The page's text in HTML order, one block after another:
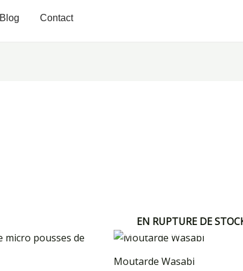
Blog Contact
EN RUPTURE DE
Moutarde Wasabi